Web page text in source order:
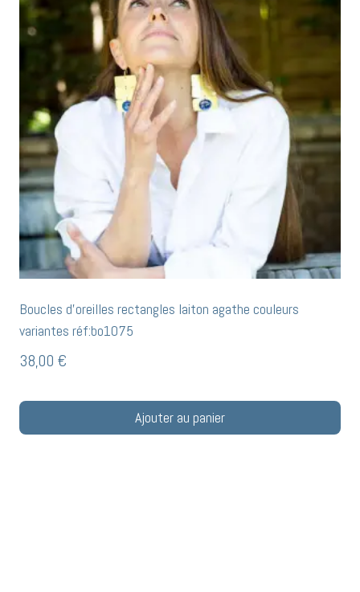
Boucles d’oreilles rectangles laiton agathe couleurs
variantes réf:bo1075
38,00 €
Ajouter au panier